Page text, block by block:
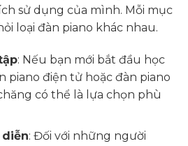
sử dụng của mình. Mỗi mục
loại đàn piano khác nhau.
: Nếu bạn mới bắt đầu học
piano điện tử hoặc đàn piano
có thể là lựa chọn phù
: Đối với những người